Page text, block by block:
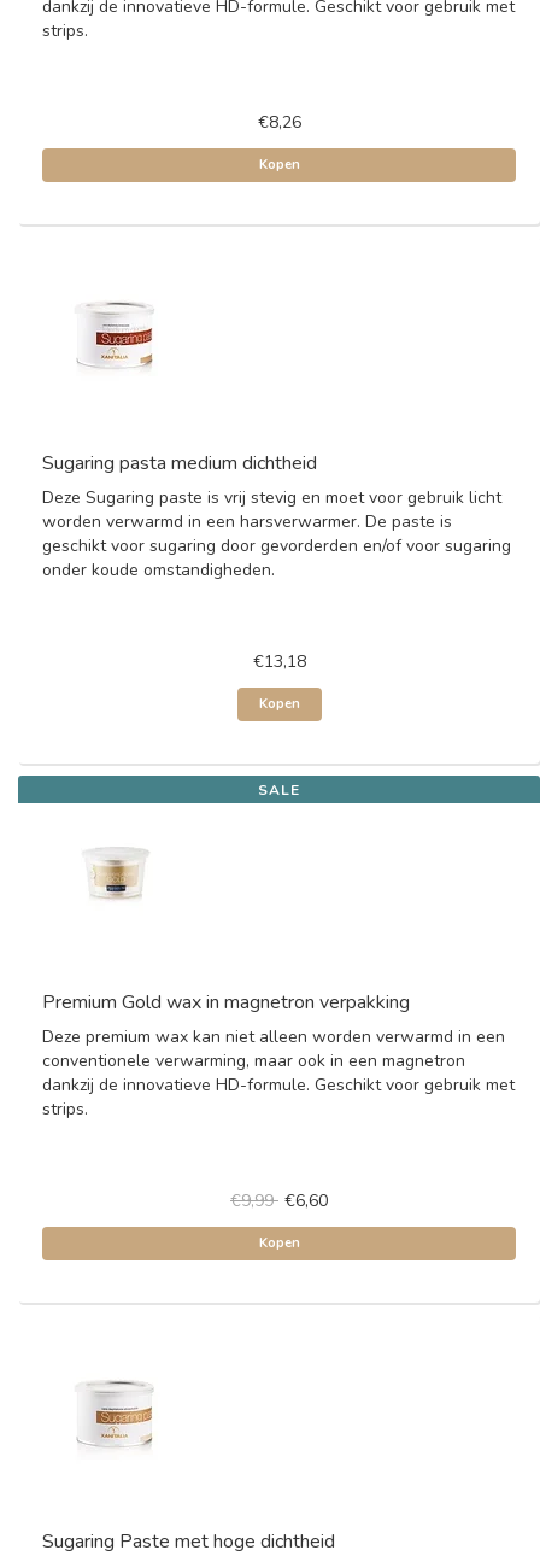
dankzij de innovatieve HD-formule. Geschikt voor gebruik met
strips.
€8,26
Kopen
Sugaring pasta medium dichtheid
Deze Sugaring paste is vrij stevig en moet voor gebruik licht
worden verwarmd in een harsverwarmer. De paste is
geschikt voor sugaring door gevorderden en/of voor sugaring
onder koude omstandigheden.
€13,18
Kopen
SALE
Premium Gold wax in magnetron verpakking
Deze premium wax kan niet alleen worden verwarmd in een
conventionele verwarming, maar ook in een magnetron
dankzij de innovatieve HD-formule. Geschikt voor gebruik met
strips.
€9,99 €6,60
Kopen
Sugaring Paste met hoge dichtheid